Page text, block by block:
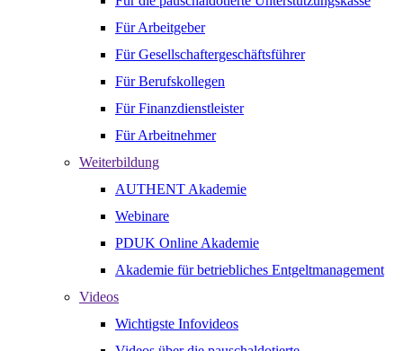
Für Arbeitgeber
Für Gesellschaftergeschäftsführer
Für Berufskollegen
Für Finanzdienstleister
Für Arbeitnehmer
Weiterbildung
AUTHENT Akademie
Webinare
PDUK Online Akademie
Akademie für betriebliches Entgeltmanagement
Videos
Wichtigste Infovideos